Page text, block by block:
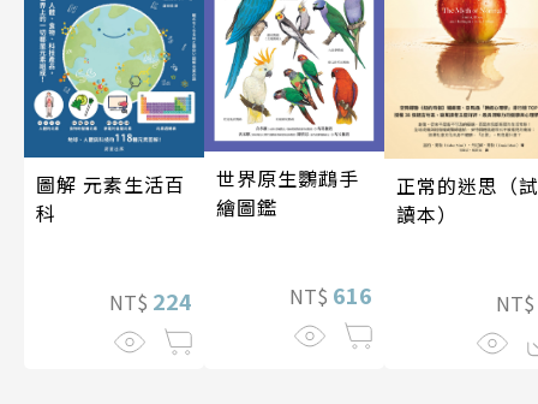
圖解 元素生活百
科
NT$ 224
世界原生鸚鵡手
繪圖鑑
NT$ 616
正常的迷思（試
讀本）
NT$